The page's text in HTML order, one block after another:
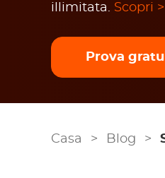
illimitata. Scopri >
Prova
Casa > Blog >